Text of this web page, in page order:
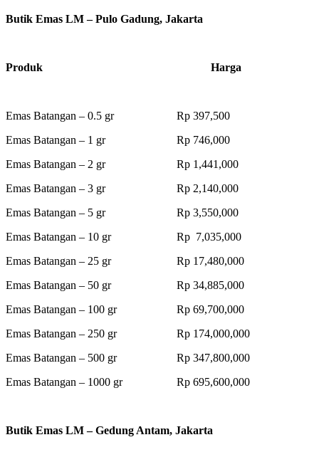
Butik Emas LM – Pulo Gadung, Jakarta
Produk Harga
Emas Batangan – 0.5 gr Rp 397,500
Emas Batangan – 1 gr Rp 746,000
Emas Batangan – 2 gr Rp 1,441,000
Emas Batangan – 3 gr Rp 2,140,000
Emas Batangan – 5 gr Rp 3,550,000
Emas Batangan – 10 gr Rp 7,035,000
Emas Batangan – 25 gr Rp 17,480,000
Emas Batangan – 50 gr Rp 34,885,000
Emas Batangan – 100 gr Rp 69,700,000
Emas Batangan – 250 gr Rp 174,000,000
Emas Batangan – 500 gr Rp 347,800,000
Emas Batangan – 1000 gr Rp 695,600,000
Butik Emas LM – Gedung Antam, Jakarta